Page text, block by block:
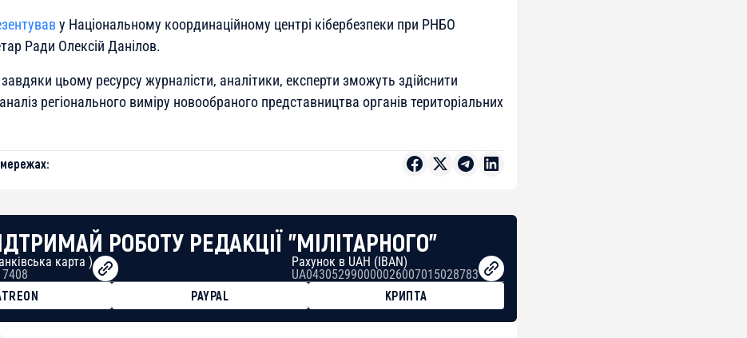
у Національному координаційному центрі кібербезпеки при РНБО
Ради Олексій Данілов.
цьому ресурсу журналісти, аналітики, експерти зможуть здійснити
регіонального виміру новообраного представництва органів територіальних
РОБОТУ РЕДАКЦІЇ "МІЛІТАРНОГО"
карта )
Рахунок в UAH (IBAN)
UA043052990000026007015028783
PAYPAL
КРИПТА